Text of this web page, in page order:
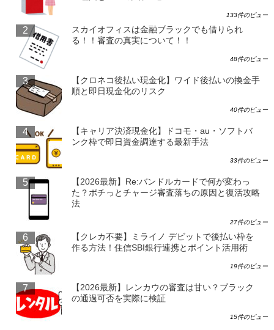
133件のビュー
スカイオフィスは金融ブラックでも借りられ
る！！審査の真実について！！
48件のビュー
【クロネコ後払い現金化】ワイド後払いの換金手
順と即日現金化のリスク
40件のビュー
【キャリア決済現金化】ドコモ・au・ソフトバ
ンク枠で即日資金調達する最新手法
33件のビュー
【2026最新】Re:バンドルカードで何が変わっ
た？ポチっとチャージ審査落ちの原因と復活攻略
法
27件のビュー
【クレカ不要】ミライノ デビットで後払い枠を
作る方法！住信SBI銀行連携とポイント活用術
19件のビュー
【2026最新】レンカウの審査は甘い？ブラック
の通過可否を実際に検証
15件のビュー